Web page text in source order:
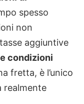
spesso
non
aggiuntive
condizioni
fretta, è l’unico
realmente